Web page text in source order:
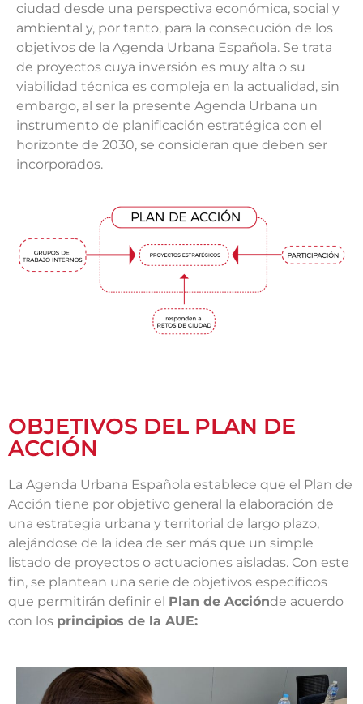
ciudad desde una perspectiva económica, social y
ambiental y, por tanto, para la consecución de los
objetivos de la Agenda Urbana Española. Se trata
de proyectos cuya inversión es muy alta o su
viabilidad técnica es compleja en la actualidad, sin
embargo, al ser la presente Agenda Urbana un
instrumento de planificación estratégica con el
horizonte de 2030, se consideran que deben ser
incorporados.
OBJETIVOS DEL PLAN DE
ACCIÓN
La Agenda Urbana Española establece que el Plan de
Acción tiene por objetivo general la elaboración de
una estrategia urbana y territorial de largo plazo,
alejándose de la idea de ser más que un simple
listado de proyectos o actuaciones aisladas. Con este
fin, se plantean una serie de objetivos específicos
que permitirán definir el Plan de Acciónde acuerdo
con los principios de la AUE: